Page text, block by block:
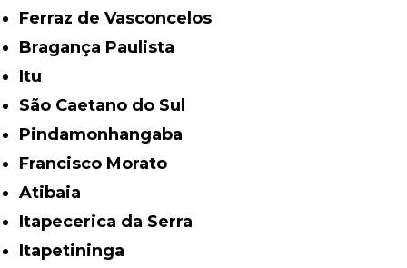
Ferraz de Vasconcelos
Bragança Paulista
Itu
São Caetano do Sul
Pindamonhangaba
Francisco Morato
Atibaia
Itapecerica da Serra
Itapetininga